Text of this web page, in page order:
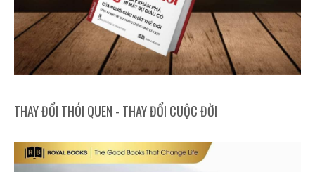
THAY ĐỔI THÓI QUEN - THAY ĐỔI CUỘC ĐỜI